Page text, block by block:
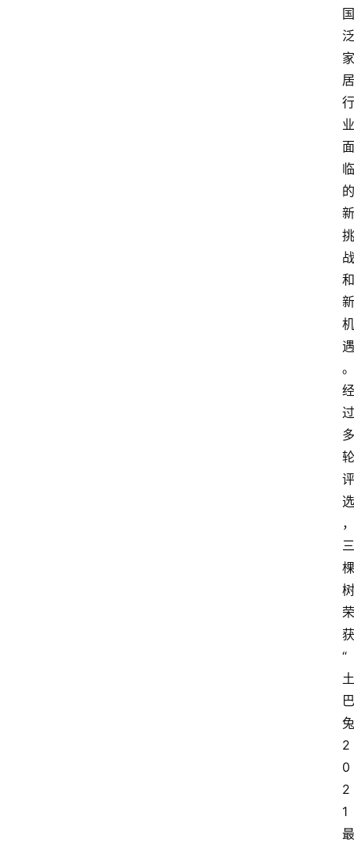
国
泛
家
居
行
业
面
临
的
新
挑
战
和
新
机
遇
。
经
过
多
轮
评
选
，
三
棵
树
荣
获
“
土
巴
兔
2
0
2
1
最